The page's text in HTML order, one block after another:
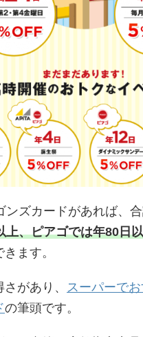
ンズカードがあれば、
上、ピアゴでは年80日
ます。
があり、
スーパーで
の筆頭です。